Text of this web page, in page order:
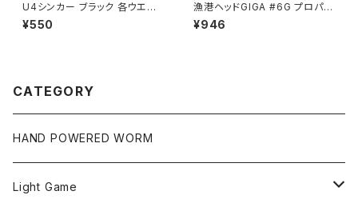
U4シンカー ブラック 各ウエイト
【キーパーライン】
¥550
漁港ヘッドGIGA #6G プロパッ
ク 0.4～2g【JigHead Mani
a】
¥946
CATEGORY
HAND POWERED WORM
Light Game